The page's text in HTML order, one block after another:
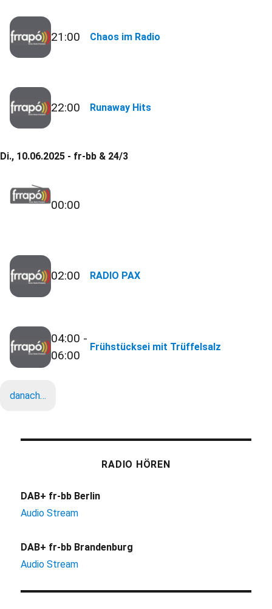
21:00 Chaos im Radio
22:00 Runaway Hits
Di., 10.06.2025 - fr-bb & 24/3
00:00
02:00 RADIO PAX
04:00 -
06:00
Frühstücksei mit Trüffelsalz
danach…
RADIO HÖREN
DAB+ fr-bb Berlin
Audio Stream
DAB+ fr-bb Brandenburg
Audio Stream